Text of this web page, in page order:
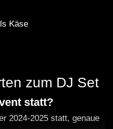
Käse
zum DJ Set
statt?
2024-2025 statt, genaue